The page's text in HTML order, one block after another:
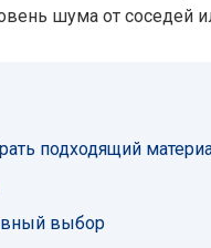
шума от
подходящий
выбор